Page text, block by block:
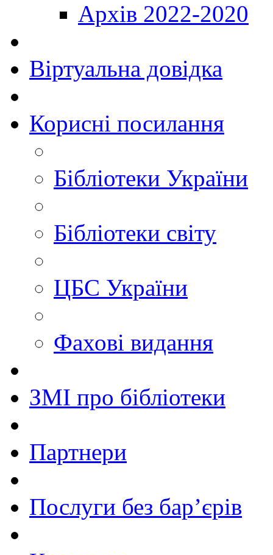
Архів 2022-2020
Віртуальна довідка
Корисні посилання
Бібліотеки України
Бібліотеки світу
ЦБС України
Фахові видання
ЗМІ про бібліотеки
Партнери
Послуги без бар’єрів